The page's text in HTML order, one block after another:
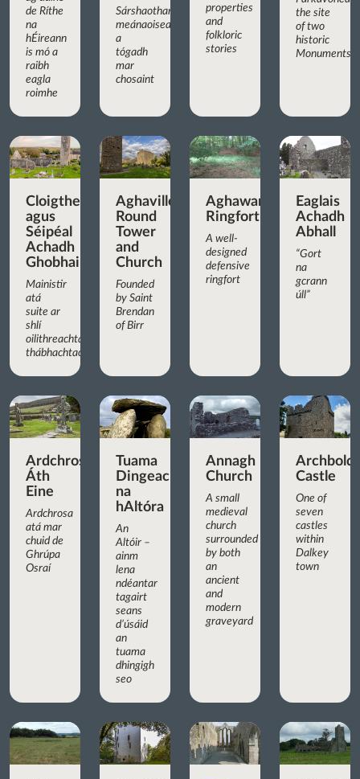
de Ríthe
na
hÉireann
is mó a
raibh
eagla
roimhe
Sárshaothar
meánaoiseach,
a
tógadh
mar
chosaint
properties
and
folkloric
stories
the site
of two
historic
Monuments
Cloigtheach
agus
Séipéal
Achadh
Ghobhair
Mainistir
atá
suite ar
shlí
oilithreachta
thábhachtach
Aghaviller
Round
Tower
and
Church
Founded
by Saint
Brendan
of Birr
Aghaward
Ringfort
A well-
designed
defensive
ringfort
Eaglais
Achadh
Abhall
“Gort
na
gcrann
úll”
Ardchrosa
Áth
Eine
Ardchrosa
atá mar
chuid de
Ghrúpa
Osraí
Tuama
Dingeach
na
hAltóra
An
Altóir –
ainm
lena
ndéantar
tagairt
seans
d’úsáid
an
tuama
dhingigh
seo
Annagh
Church
A small
medieval
church
surrounded
by both
an
ancient
and
modern
graveyard
Castle
One of
seven
castles
within
Dalkey
town